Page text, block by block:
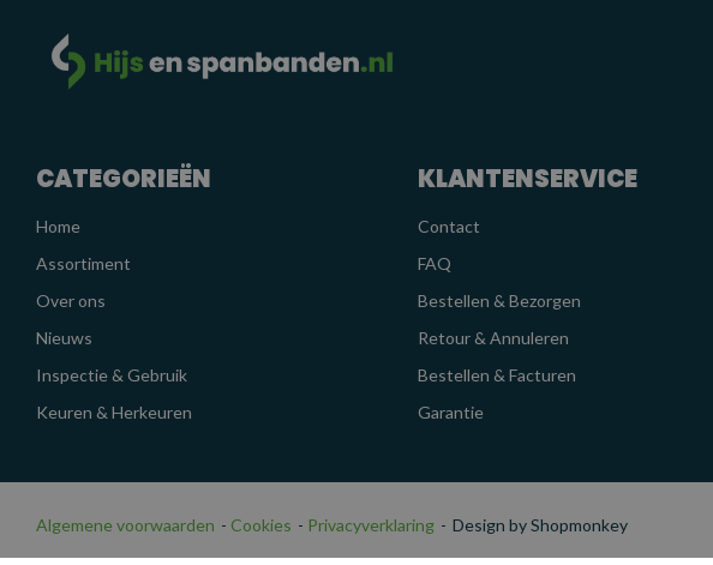
CATEGORIEËN
Home
Assortiment
Over ons
Nieuws
Inspectie & Gebruik
Keuren & Herkeuren
KLANTENSERVICE
Contact
FAQ
Bestellen & Bezorgen
Retour & Annuleren
Bestellen & Facturen
Garantie
Algemene voorwaarden - Cookies - Privacyverklaring - Design by Shopmonkey